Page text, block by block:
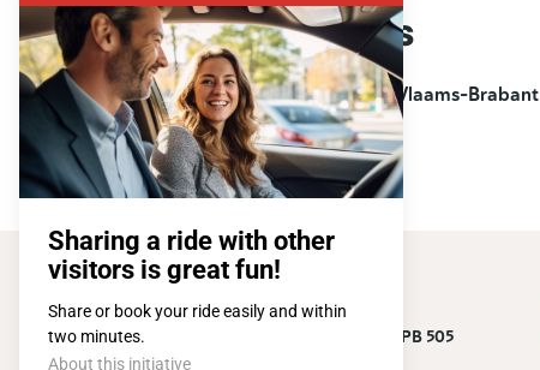
Provincies
Oost-Vlaanderen Vlaams-Brabant
FISA OPERATIONS
ATOMIUMSQUARE, 1 PB 505